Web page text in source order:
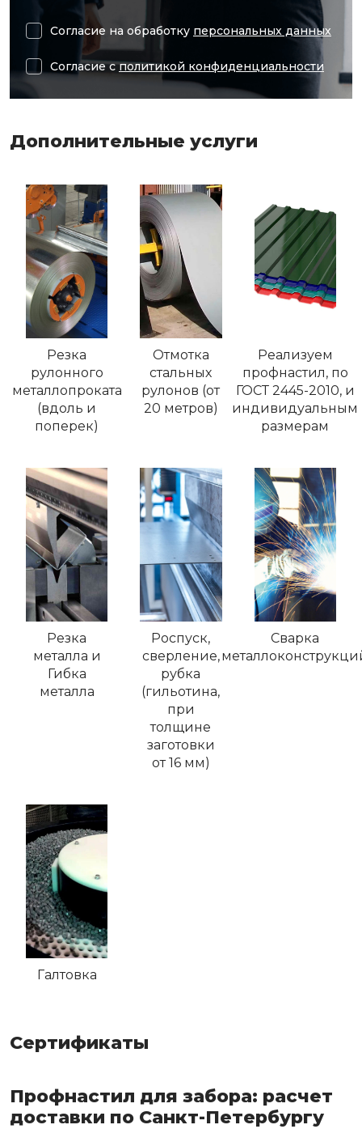
Согласие на обработку персональных данных
Согласие сполитикой конфиденциальности
Дополнительные услуги
Резка
рулонного
металлопроката
(вдоль и
поперек)
Отмотка
стальных
рулонов (от
20 метров)
Реализуем
профнастил, по
ГОСТ 2445-2010, и
индивидуальным
размерам
Резка
металла и
Гибка
металла
Роспуск,
сверление,
рубка
(гильотина,
при
толщине
заготовки
от 16 мм)
Сварка
Галтовка
Сертификаты
Профнастил для забора: расчет
доставки по Санкт-Петербургу